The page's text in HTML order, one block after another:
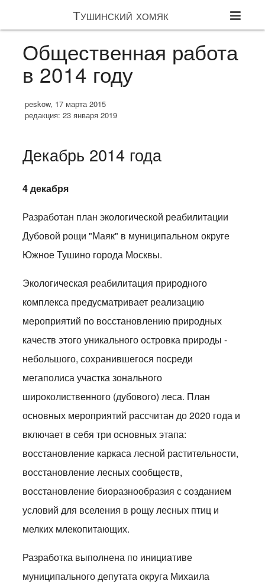
Тушинский хомяк
Общественная работа
в 2014 году
peskow, 17 марта 2015
редакция: 23 января 2019
Декабрь 2014 года
4 декабря
Разработан план экологической реабилитации
Дубовой рощи "Маяк" в муниципальном округе
Южное Тушино города Москвы.
Экологическая реабилитация природного
комплекса предусматривает реализацию
мероприятий по восстановлению природных
качеств этого уникального островка природы -
небольшого, сохранившегося посреди
мегаполиса участка зонального
широколиственного (дубового) леса. План
основных мероприятий рассчитан до 2020 года и
включает в себя три основных этапа:
восстановление каркаса лесной растительности,
восстановление лесных сообществ,
восстановление биоразнообразия с созданием
условий для вселения в рощу лесных птиц и
мелких млекопитающих.
Разработка выполнена по инициативе
муниципального депутата округа Михаила